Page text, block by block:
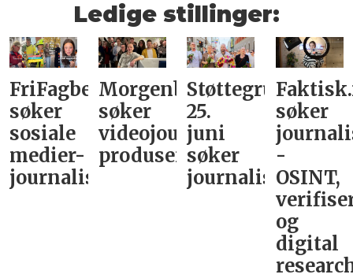
Ledige stillinger:
FriFagbevegelse
søker
sosiale
medier-
journalist
Morgenbladet
søker
videojournalist/podkast-
produsent
Støttegruppa
25.
juni
søker
journalist
søker
-
OSINT,
og
digital